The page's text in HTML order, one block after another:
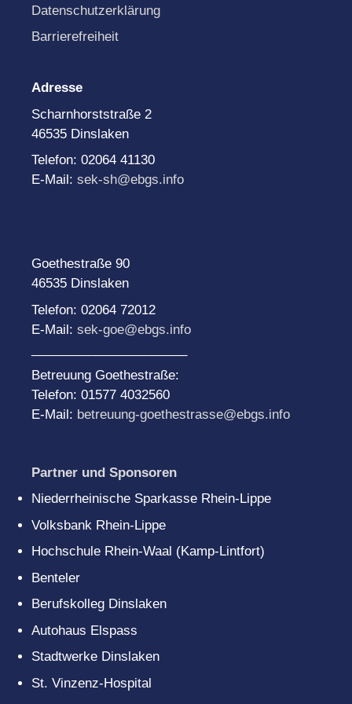
Datenschutzerklärung
Barrierefreiheit
Adresse
Scharnhorststraße 2
46535 Dinslaken
Telefon: 02064 41130
E-Mail: sek-sh@ebgs.info
Goethestraße 90
46535 Dinslaken
Telefon: 02064 72012
E-Mail: sek-goe@ebgs.info
Betreuung Goethestraße:
Telefon: 01577 4032560
E-Mail: betreuung-goethestrasse@ebgs.info
Partner und Sponsoren
Niederrheinische Sparkasse Rhein-Lippe
Volksbank Rhein-Lippe
Hochschule Rhein-Waal (Kamp-Lintfort)
Benteler
Berufskolleg Dinslaken
Autohaus Elspass
Stadtwerke Dinslaken
St. Vinzenz-Hospital